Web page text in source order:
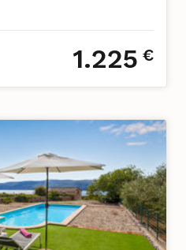
1.225 €